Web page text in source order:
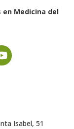
en Medicina del
Isabel, 51